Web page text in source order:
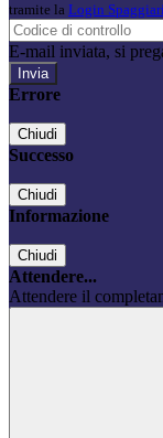
tramite la Login Spaggiari
E-mail inviata, si
Errore
Chiudi
Successo
Chiudi
Informazione
Chiudi
Attendere...
Attendere il